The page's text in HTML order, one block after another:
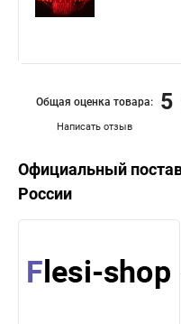
Написать отзыв
Общая оценка товара: 5
Официальный
России